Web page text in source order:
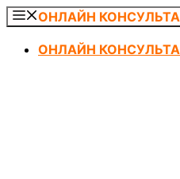
Перейти
содержимому
ОНЛАЙН
ОНЛАЙН